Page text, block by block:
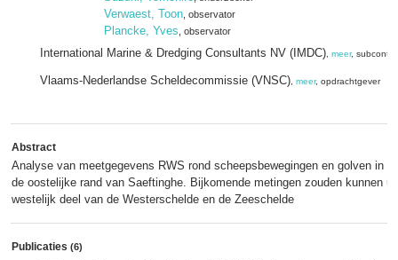
Verwaest, Toon , observator
Plancke, Yves , observator
International Marine & Dredging Consultants NV (IMDC) meer,
Vlaams-Nederlandse Scheldecommissie (VNSC) meer, opdrachtgever
Abstract
Analyse van meetgegevens RWS rond scheepsbewegingen en golven in
de oostelijke rand van Saeftinghe. Bijkomende metingen zouden kunnen
westelijk deel van de Westerschelde en de Zeeschelde
Publicaties (6)